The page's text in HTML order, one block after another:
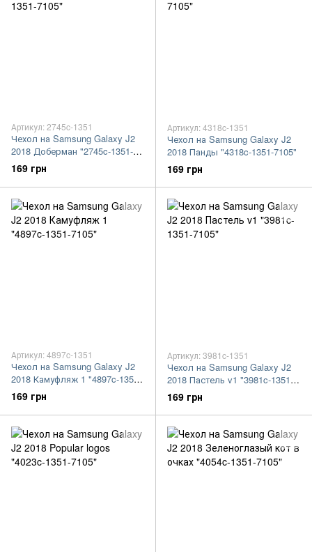
Артикул: 2745c-1351
Чехол на Samsung Galaxy J2
2018 Доберман "2745c-1351-
7105"
169 грн
Артикул: 4318c-1351
Чехол на Samsung Galaxy J2
2018 Панды "4318c-1351-7105"
169 грн
Артикул: 4897c-1351
Чехол на Samsung Galaxy J2
2018 Камуфляж 1 "4897c-1351-
7105"
169 грн
Артикул: 3981c-1351
Чехол на Samsung Galaxy J2
2018 Пастель v1 "3981c-1351-
7105"
169 грн